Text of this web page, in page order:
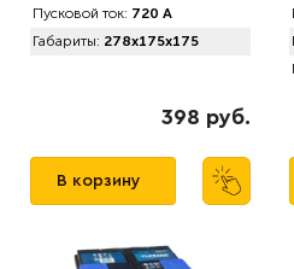
Пусковой ток: 720 А
Габариты: 278x175x175
398 руб.
В корзину